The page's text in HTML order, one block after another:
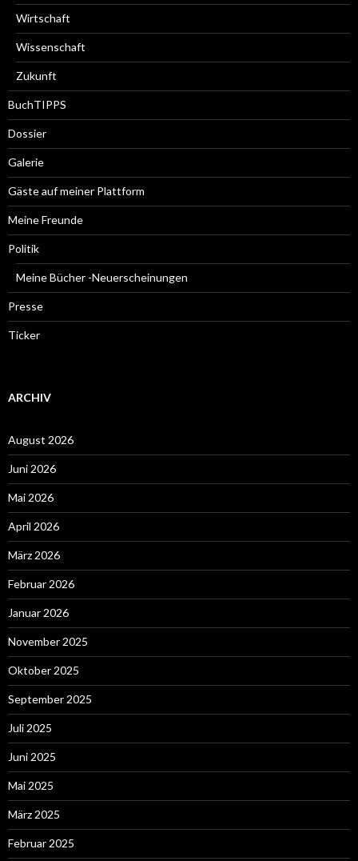
Wirtschaft
Wissenschaft
Zukunft
BuchTIPPS
Dossier
Galerie
Gäste auf meiner Plattform
Meine Freunde
Politik
Meine Bücher -Neuerscheinungen
Presse
Ticker
ARCHIV
August 2026
Juni 2026
Mai 2026
April 2026
März 2026
Februar 2026
Januar 2026
November 2025
Oktober 2025
September 2025
Juli 2025
Juni 2025
Mai 2025
März 2025
Februar 2025